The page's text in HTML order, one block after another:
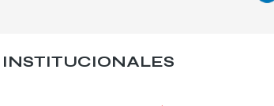
INSTITUCIONALES